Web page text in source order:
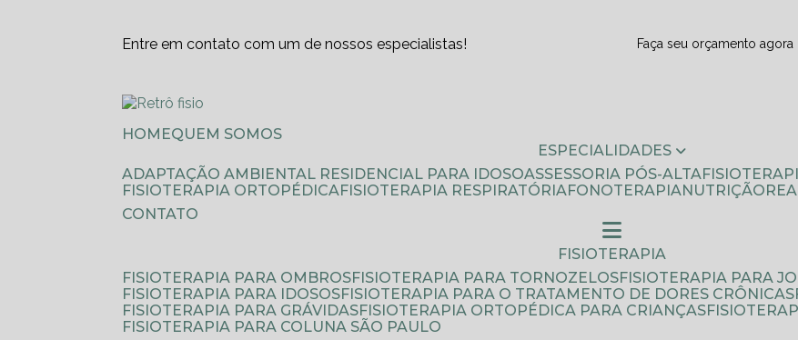
Entre em contato com um de nossos especialistas! Faça seu orçamento
HOME
QUEM SOMOS
ESPECIALIDADES
ADAPTAÇÃO AMBIENTAL RESIDENCIAL PARA IDOSO
ASSESSORIA PÓS-ALTA
FISIOTERAPIA ORTOPÉDICA
FISIOTERAPIA RESPIRATÓRIA FONOTERAPIA NUTRIÇÃO
CONTATO
FISIOTERAPIA
FISIOTERAPIA PARA OMBROS
FISIOTERAPIA PARA TORNOZELOS FISIOTERAPIA PARA
FISIOTERAPIA PARA IDOSOS
FISIOTERAPIA PARA O TRATAMENTO DE DORES CRÔNICAS
FISIOTERAPIA PARA GRÁVIDAS
FISIOTERAPIA ORTOPÉDICA PARA CRIANÇAS
FISIOTERAPIA PARA COLUNA SÃO PAULO